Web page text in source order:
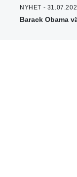
NYHET -
Barack Obama